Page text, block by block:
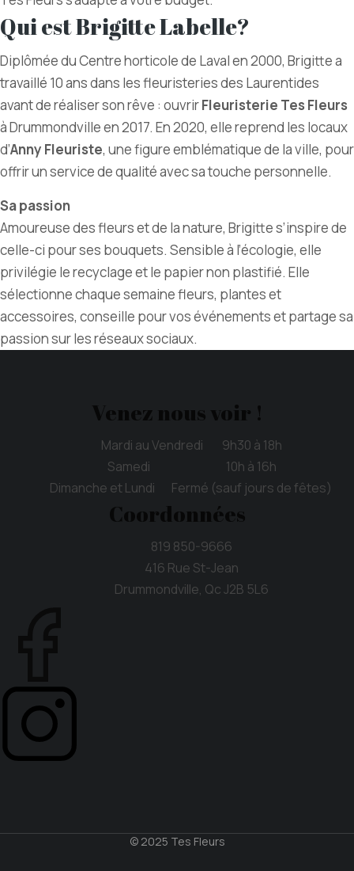
Qui est Brigitte Labelle?
Diplômée du Centre horticole de Laval en 2000, Brigitte a
travaillé 10 ans dans les fleuristeries des Laurentides
avant de réaliser son rêve : ouvrirFleuristerie Tes Fleurs
à Drummondville en 2017. En 2020, elle reprend les locaux
d’Anny Fleuriste, une figure emblématique de la ville, pour
offrir un service de qualité avec sa touche personnelle.
Sa passion
Amoureuse des fleurs et de la nature, Brigitte s’inspire de
celle-ci pour ses bouquets. Sensible à l’écologie, elle
privilégie le recyclage et le papier non plastifié. Elle
sélectionne chaque semaine fleurs, plantes et
accessoires, conseille pour vos événements et partage sa
passion sur les réseaux sociaux.
Venez nous voir !
Mardi au Vendredi 9h30 à 18h
Samedi 10h à 16h
Dimanche et Lundi Fermé (sauf jours de fêtes)
Coordonnées
819 850-9666
416 Rue St-Jean
Drummondville, Qc J2B 5L6
© 2025 Tes Fleurs